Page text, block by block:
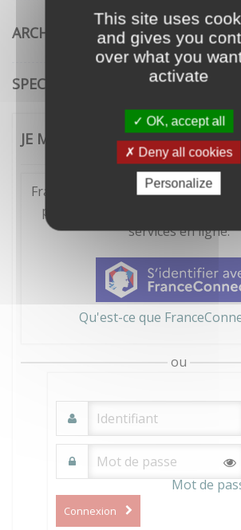
This site uses
and gives you
over what you
activate
OK, accept all
Deny all cookies
Personalize
ARCHITECTURE
SPECTACLE VIVANT
JE ME CONNECTE
FranceConnect est la solution
pour sécuriser et simplifier la
services en ligne.
Qu'est-ce que
ou
Mot de
Connexion